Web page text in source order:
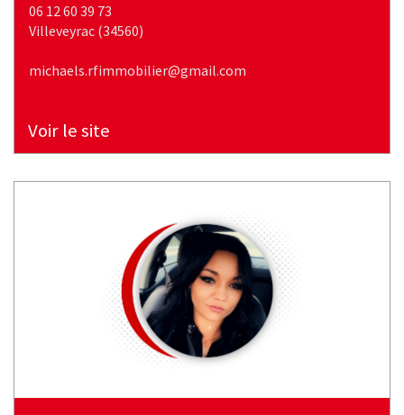
06 12 60 39 73
villeveyrac (34560)
michaels.rfimmobilier@gmail.com
Voir le site